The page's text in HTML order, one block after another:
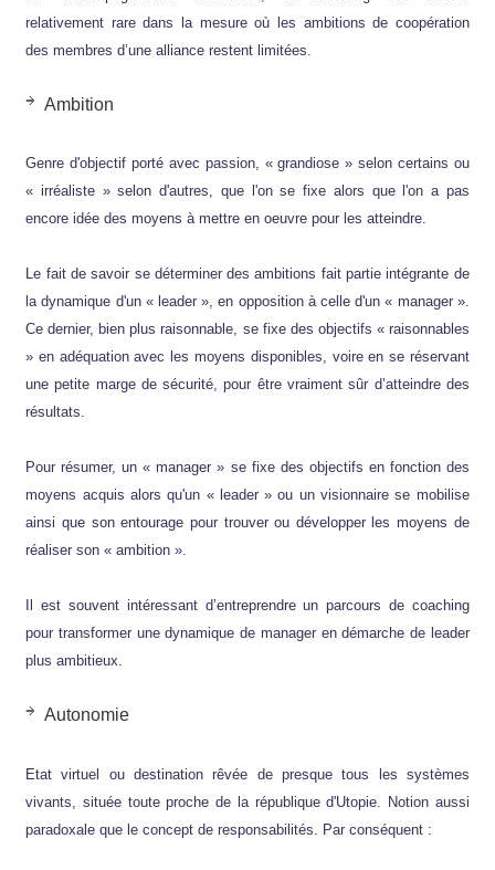
relativement rare dans la mesure où les ambitions de coopération
des membres d’une alliance restent limitées.
Ambition
Genre d'objectif porté avec passion, « grandiose » selon certains ou
« irréaliste » selon d'autres, que l'on se fixe alors que l'on a pas
encore idée des moyens à mettre en oeuvre pour les atteindre.
Le fait de savoir se déterminer des ambitions fait partie intégrante de
la dynamique d'un « leader », en opposition à celle d'un « manager ».
Ce dernier, bien plus raisonnable, se fixe des objectifs « raisonnables
» en adéquation avec les moyens disponibles, voire en se réservant
une petite marge de sécurité, pour être vraiment sûr d’atteindre des
résultats.
Pour résumer, un « manager » se fixe des objectifs en fonction des
moyens acquis alors qu'un « leader » ou un visionnaire se mobilise
ainsi que son entourage pour trouver ou développer les moyens de
réaliser son « ambition ».
Il est souvent intéressant d’entreprendre un parcours de coaching
pour transformer une dynamique de manager en démarche de leader
plus ambitieux.
Autonomie
Etat virtuel ou destination rêvée de presque tous les systèmes
vivants, située toute proche de la république d'Utopie. Notion aussi
paradoxale que le concept de responsabilités. Par conséquent :